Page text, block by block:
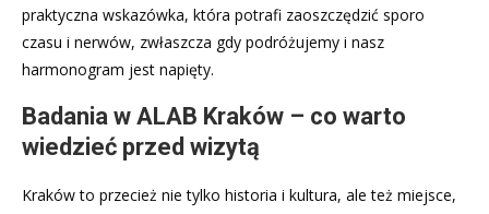
praktyczna wskazówka, która potrafi zaoszczędzić sporo
czasu i nerwów, zwłaszcza gdy podróżujemy i nasz
harmonogram jest napięty.
Badania w ALAB Kraków – co warto
wiedzieć przed wizytą
Kraków to przecież nie tylko historia i kultura, ale też miejsce,